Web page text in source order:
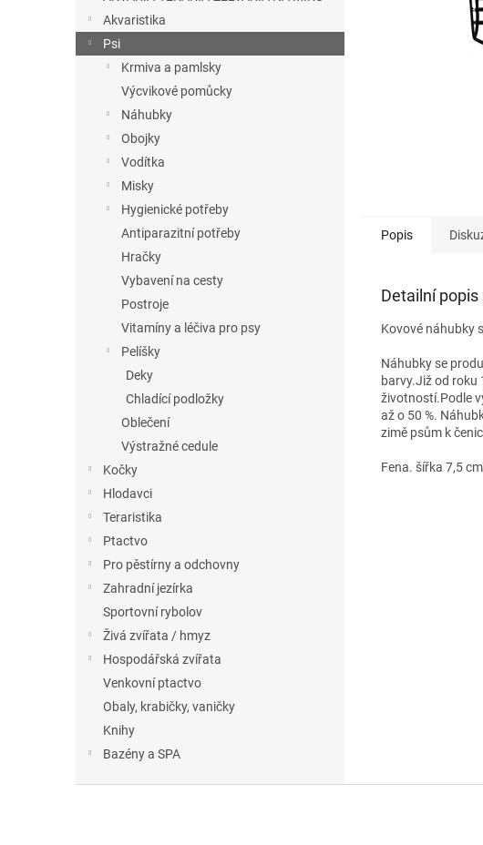
n
e
Akvaristika
Psi
Krmiva a pamlsky
Výcvikové pomůcky
Náhubky
Obojky
Vodítka
Misky
Hygienické potřeby
Antiparazitní potřeby
Hračky
Vybavení na cesty
Postroje
Vitamíny a léčiva pro psy
Pelíšky
Deky
Chladící podložky
Oblečení
Výstražné cedule
Kočky
Hlodavci
Teraristika
Ptactvo
Pro pěstírny a odchovny
Zahradní jezírka
Sportovní rybolov
Živá zvířata / hmyz
Hospodářská zvířata
Venkovní ptactvo
Obaly, krabičky, vaničky
Knihy
Bazény a SPA
Popis
Detailní
Kovové náhubky
Náhubky se
barvy.Již od roku
životností.Podle
až o 50 %.
zimě psům k
Fena. šířka 7,5